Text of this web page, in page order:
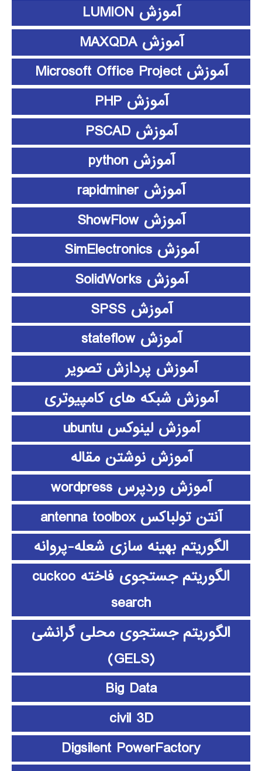
آموزش LUMION
آموزش MAXQDA
آموزش Microsoft Office Project
آموزش PHP
آموزش PSCAD
آموزش python
آموزش rapidminer
آموزش ShowFlow
آموزش SimElectronics
آموزش SolidWorks
آموزش SPSS
آموزش stateflow
آموزش پردازش تصویر
آموزش شبکه های کامپیوتری
آموزش لینوکس ubuntu
آموزش نوشتن مقاله
آموزش وردپرس wordpress
آنتن تولباکس antenna toolbox
الگوریتم بهینه سازی شعله-پروانه
الگوریتم جستجوی فاخته cuckoo
search
الگوریتم جستجوی محلی گرانشی
(GELS)
Big Data
civil 3D
Digsilent PowerFactory